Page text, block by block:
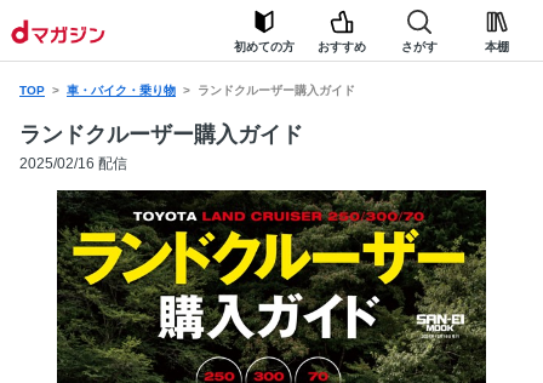
初めての方 おすすめ さがす 本棚
TOP 車・バイク・乗り物 ランドクルーザー購入ガイド
ランドクルーザー購入ガイド
2025/02/16 配信